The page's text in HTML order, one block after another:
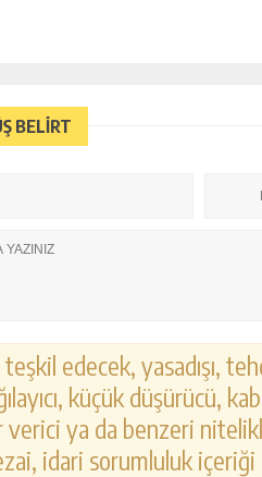
BELİRT
teşkil edecek, yasadışı,
küçük düşürücü,
verici ya da benzeri
idari sorumluluk